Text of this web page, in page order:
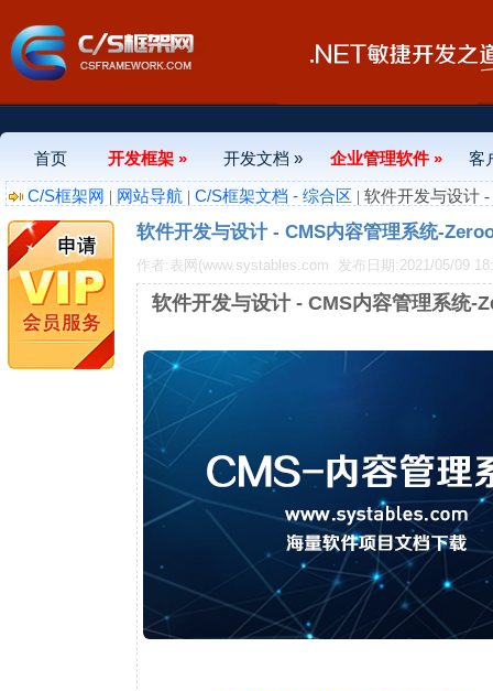
首页 开发框架 » 开发文档 » 企业管理软件 »
客
C/S框架网 | 网站导航 | C/S框架文档 - 综合区 | 软件开发与设计
软件开发与设计 - CMS内容管理系统-
作者:表网(www.systables.com 发布日期:2021/05/09
软件开发与设计 - CMS内容管理系统-